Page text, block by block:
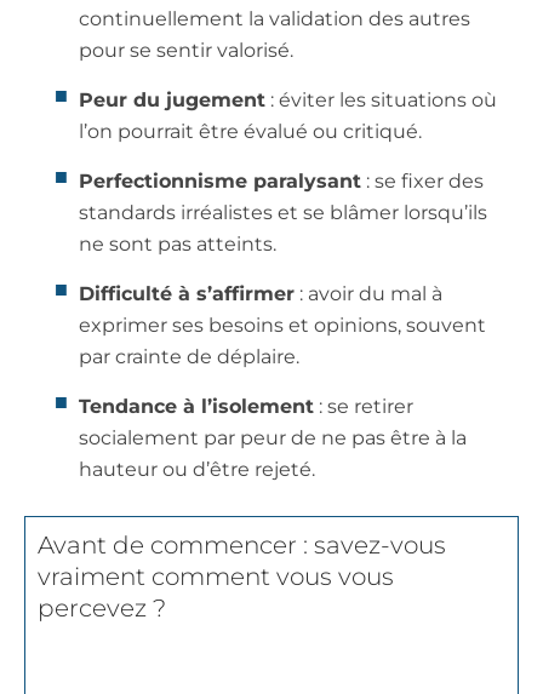
continuellement la validation des autres
pour se sentir valorisé.
Peur du jugement : éviter les situations où
l’on pourrait être évalué ou critiqué.
Perfectionnisme paralysant : se fixer des
standards irréalistes et se blâmer lorsqu’ils
ne sont pas atteints.
Difficulté à s’affirmer : avoir du mal à
exprimer ses besoins et opinions, souvent
par crainte de déplaire.
Tendance à l’isolement : se retirer
socialement par peur de ne pas être à la
hauteur ou d’être rejeté.
Avant de commencer : savez-vous
vraiment comment vous vous
percevez ?